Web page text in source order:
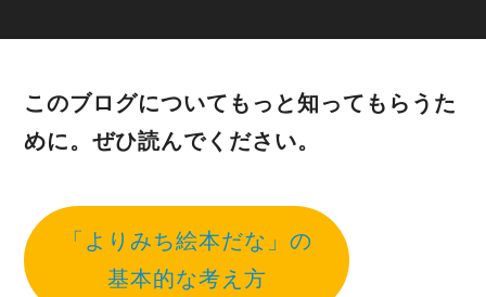
このブログについてもっと知ってもらうた
めに。ぜひ読んでください。
「よりみち絵本だな」の
基本的な考え方